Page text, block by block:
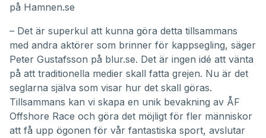
på Hamnen.se
– Det är superkul att kunna göra detta tillsammans
med andra aktörer som brinner för kappsegling, säger
Peter Gustafsson på blur.se. Det är ingen idé att vänta
på att traditionella medier skall fatta grejen. Nu är det
seglarna själva som visar hur det skall göras.
Tillsammans kan vi skapa en unik bevakning av ÅF
Offshore Race och göra det möjligt för fler människor
att få upp ögonen för vår fantastiska sport, avslutar